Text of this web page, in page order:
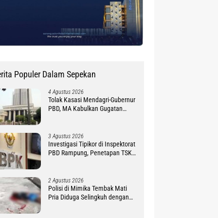
Populer Dalam Sepekan
4 Agustus 2026
Tolak Kasasi Mendagri-Gubernur
PBD, MA Kabulkan Gugatan
3 Agustus 2026
Investigasi Tipikor di Inspektorat
PBD Rampung, Penetapan TSK
2 Agustus 2026
Polisi di Mimika Tembak Mati
Pria Diduga Selingkuh dengan